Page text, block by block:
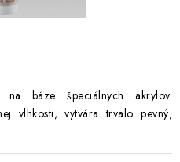
na báze špeciálnych akrylov.
vlhkosti, vytvára trvalo pevný,